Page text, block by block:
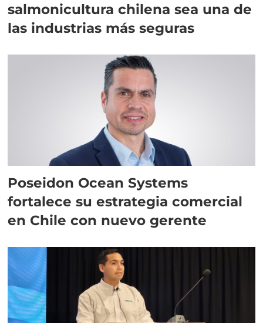
salmonicultura chilena sea una de
las industrias más seguras
Poseidon Ocean Systems
fortalece su estrategia comercial
en Chile con nuevo gerente